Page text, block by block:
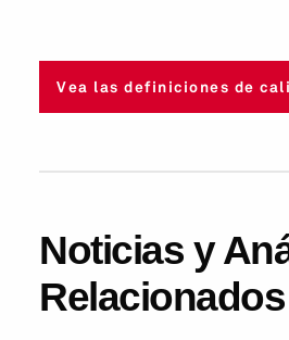
Vea las definiciones de
Noticias y
Relacionados